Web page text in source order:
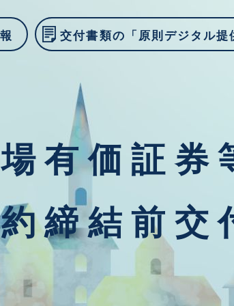
交付書類の「原則デジタル提
有価証券
締結前交